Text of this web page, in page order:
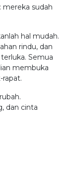
mereka sudah
hal mudah.
rindu, dan
Semua
membuka
dan cinta